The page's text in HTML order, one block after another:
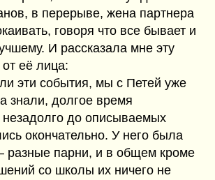
в перерыве, жена партнера
говоря что все бывает и
И рассказала мне эту
её лица:
эти события, мы с Петей уже
знали, долгое время
незадолго до описываемых
окончательно. У него была
разные парни, и в общем кроме
со школы их ничего не